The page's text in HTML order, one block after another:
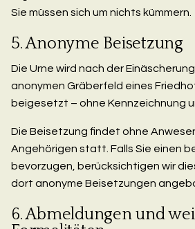
Sie müssen sich um nichts kümmern.
5. Anonyme Beisetzung
Die Urne wird nach der
anonymen Gräberfeld eines
beigesetzt – ohne Kennzeichnung
Die Beisetzung findet ohne
Angehörigen statt. Falls Sie einen
bevorzugen, berücksichtigen wir
dort anonyme Beisetzungen
6. Abmeldungen und